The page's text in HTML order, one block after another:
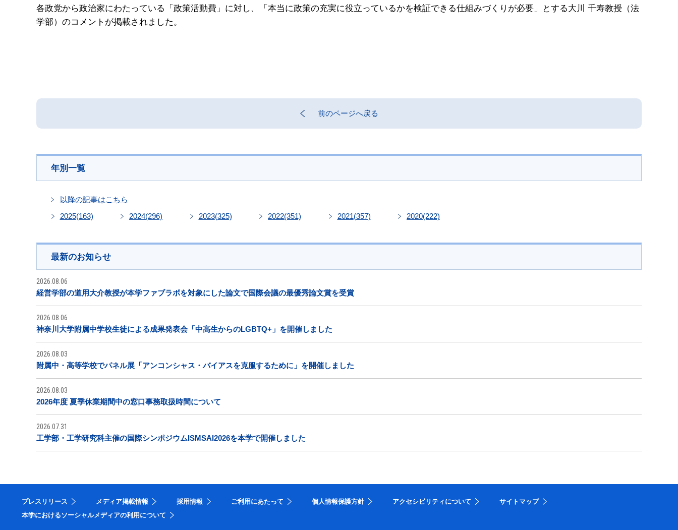
各政党から政治家にわたっている「政策活動費」に対し、「本当に政策の充実に役立っているかを検証できる仕組みづくりが必要」とする大川 千寿教授（法
学部）のコメントが掲載されました。
前のページへ戻る
年別一覧
以降の記事はこちら
2025(163) 2024(296) 2023(325) 2022(351) 2021(357) 2020(222)
最新のお知らせ
2026.08.06
経営学部の道用大介教授が本学ファブラボを対象にした論文で国際会議の最優秀論文賞を受賞
2026.08.06
神奈川大学附属中学校生徒による成果発表会「中高生からのLGBTQ+」を開催しました
2026.08.03
附属中・高等学校でパネル展「アンコンシャス・バイアスを克服するために」を開催しました
2026.08.03
2026年度 夏季休業期間中の窓口事務取扱時間について
2026.07.31
工学部・工学研究科主催の国際シンポジウムISMSAI2026を本学で開催しました
プレスリリース メディア掲載情報 採用情報 ご利用にあたって 個人情報保護方針 アクセシビリティについて
サイトマップ
本学におけるソーシャルメディアの利用について